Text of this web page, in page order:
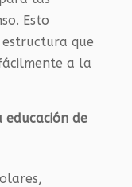
Esto
que
a la
de